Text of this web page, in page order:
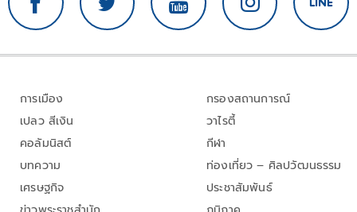
การเมือง
เปลว สีเงิน
คอลัมนิสต์
บทความ
เศรษฐกิจ
กรองสถานการณ์
วาไรตี้
กีฬา
ท่องเที่ยว – ศิลปวัฒนธรรม
ประชาสัมพันธ์